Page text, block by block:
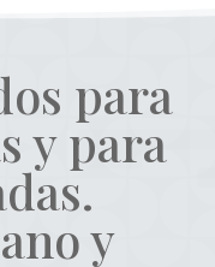
para
y para
y